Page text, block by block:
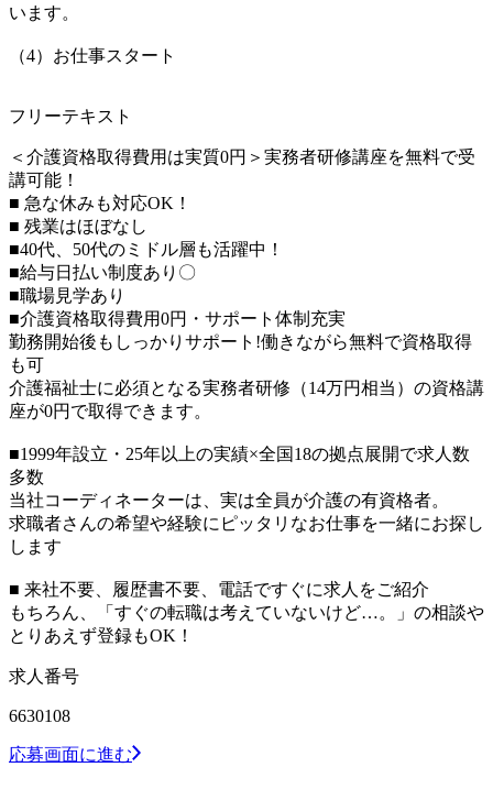
います。
（4）お仕事スタート
フリーテキスト
＜介護資格取得費用は実質0円＞実務者研修講座を無料で受
講可能！
■ 急な休みも対応OK！
■ 残業はほぼなし
■40代、50代のミドル層も活躍中！
■給与日払い制度あり〇
■職場見学あり
■介護資格取得費用0円・サポート体制充実
勤務開始後もしっかりサポート!働きながら無料で資格取得
も可
介護福祉士に必須となる実務者研修（14万円相当）の資格講
座が0円で取得できます。
■1999年設立・25年以上の実績×全国18の拠点展開で求人数
多数
当社コーディネーターは、実は全員が介護の有資格者。
求職者さんの希望や経験にピッタリなお仕事を一緒にお探し
します
■ 来社不要、履歴書不要、電話ですぐに求人をご紹介
もちろん、「すぐの転職は考えていないけど…。」の相談や
とりあえず登録もOK！
求人番号
6630108
応募画面に進む